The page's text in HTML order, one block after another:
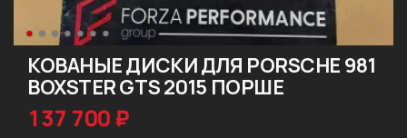
КОВАНЫЕ ДИСКИ ДЛЯ PORSCHE 981
BOXSTER GTS 2015 ПОРШЕ
137 700 ₽